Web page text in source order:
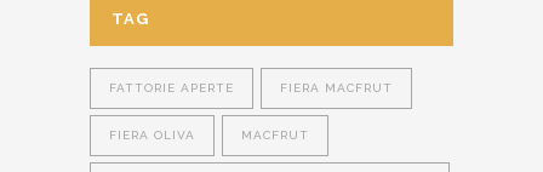
TAG
FATTORIE APERTE FIERA MACFRUT
FIERA OLIVA MACFRUT